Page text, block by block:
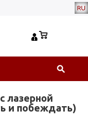
RU
лазерной
и побеждать)